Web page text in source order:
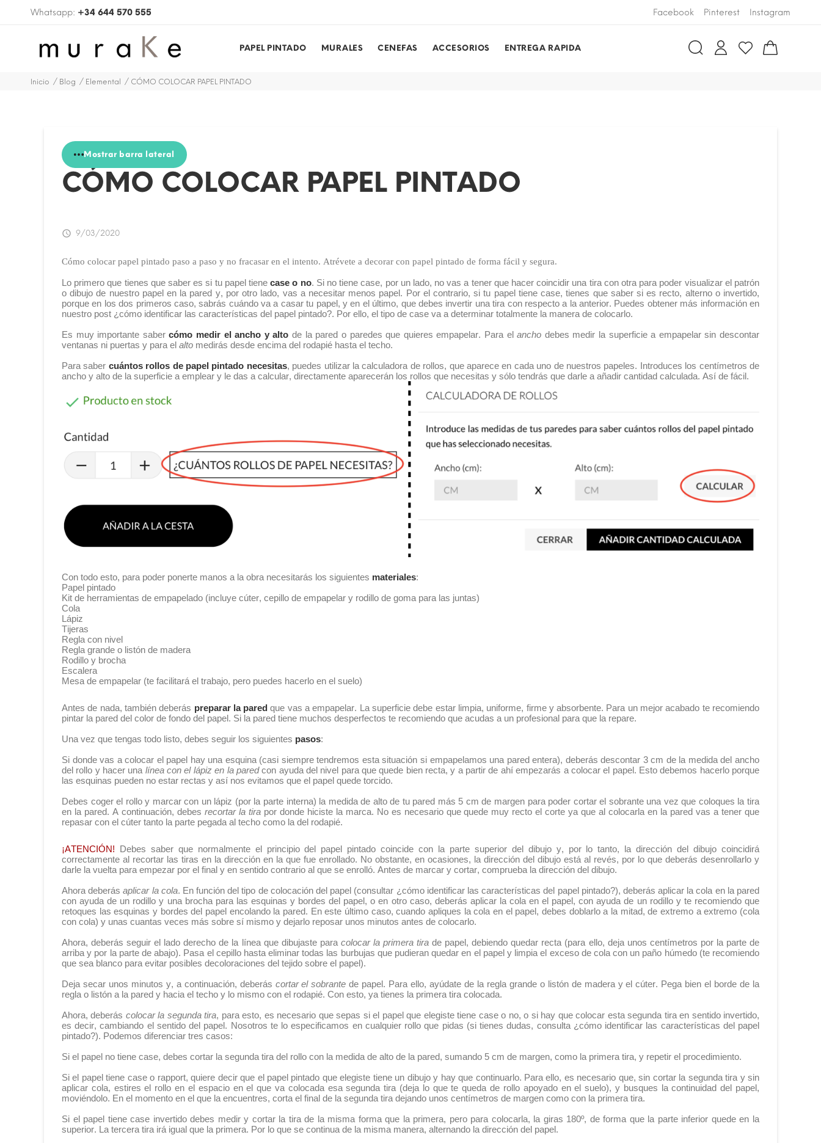
Whatsapp: +34 644 570 555 Facebook Pinterest Instagram
PAPEL PINTADO MURALES CENEFAS ACCESORIOS ENTREGA RAPIDA
Inicio Blog Elemental CÓMO COLOCAR PAPEL PINTADO
Mostrar barra lateral
CÓMO COLOCAR PAPEL PINTADO
 9/03/2020
Cómo colocar papel pintado paso a paso y no fracasar en el intento. Atrévete a decorar con papel pintado de forma fácil y segura.
Lo primero que tienes que saber es si tu papel tienecase o no. Si no tiene case, por un lado, no vas a tener que hacer coincidir una tira con otra para poder visualizar el patrón
o dibujo de nuestro papel en la pared y, por otro lado, vas a necesitar menos papel. Por el contrario, si tu papel tiene case, tienes que saber si es recto, alterno o invertido,
porque en los dos primeros caso, sabrás cuándo va a casar tu papel, y en el último, que debes invertir una tira con respecto a la anterior. Puedes obtener más información en
nuestro post ¿cómo identificar las características del papel pintado?. Por ello, el tipo de case va a determinar totalmente la manera de colocarlo.
Es muy importante sabercómo medir el ancho y alto de la pared o paredes que quieres empapelar. Para elancho debes medir la superficie a empapelar sin descontar
ventanas ni puertas y para el alto medirás desde encima del rodapié hasta el techo.
Para saber cuántos rollos de papel pintado necesitas, puedes utilizar la calculadora de rollos, que aparece en cada uno de nuestros papeles. Introduces los centímetros de
ancho y alto de la superficie a emplear y le das a calcular, directamente aparecerán los rollos que necesitas y sólo tendrás que darle a añadir cantidad calculada. Así de fácil.
Con todo esto, para poder ponerte manos a la obra necesitarás los siguientes materiales:
Papel pintado
Kit de herramientas de empapelado (incluye cúter, cepillo de empapelar y rodillo de goma para las juntas)
Cola
Lápiz
Tijeras
Regla con nivel
Regla grande o listón de madera
Rodillo y brocha
Escalera
Mesa de empapelar (te facilitará el trabajo, pero puedes hacerlo en el suelo)
Antes de nada, también deberás preparar la pared que vas a empapelar. La superficie debe estar limpia, uniforme, firme y absorbente. Para un mejor acabado te recomiendo
pintar la pared del color de fondo del papel. Si la pared tiene muchos desperfectos te recomiendo que acudas a un profesional para que la repare.
Una vez que tengas todo listo, debes seguir los siguientes pasos:
Si donde vas a colocar el papel hay una esquina (casi siempre tendremos esta situación si empapelamos una pared entera), deberás descontar 3 cm de la medida del ancho
del rollo y hacer una línea con el lápiz en la paredcon ayuda del nivel para que quede bien recta, y a partir de ahí empezarás a colocar el papel. Esto debemos hacerlo porque
las esquinas pueden no estar rectas y así nos evitamos que el papel quede torcido.
Debes coger el rollo y marcar con un lápiz (por la parte interna) la medida de alto de tu pared más 5 cm de margen para poder cortar el sobrante una vez que coloques la tira
en la pared. A continuación, debes recortar la tira por donde hiciste la marca. No es necesario que quede muy recto el corte ya que al colocarla en la pared vas a tener que
repasar con el cúter tanto la parte pegada al techo como la del rodapié.
¡ATENCIÓN! Debes saber que normalmente el principio del papel pintado coincide con la parte superior del dibujo y, por lo tanto, la dirección del dibujo coincidirá
correctamente al recortar las tiras en la dirección en la que fue enrollado. No obstante, en ocasiones, la dirección del dibujo está al revés, por lo que deberás desenrollarlo y
darle la vuelta para empezar por el final y en sentido contrario al que se enrolló. Antes de marcar y cortar, comprueba la dirección del dibujo.
Ahora deberásaplicar la cola. En función del tipo de colocación del papel (consultar ¿cómo identificar las características del papel pintado?), deberás aplicar la cola en la pared
con ayuda de un rodillo y una brocha para las esquinas y bordes del papel, o en otro caso, deberás aplicar la cola en el papel, con ayuda de un rodillo y te recomiendo que
retoques las esquinas y bordes del papel encolando la pared. En este último caso, cuando apliques la cola en el papel, debes doblarlo a la mitad, de extremo a extremo (cola
con cola) y unas cuantas veces más sobre sí mismo y dejarlo reposar unos minutos antes de colocarlo.
Ahora, deberás seguir el lado derecho de la línea que dibujaste para colocar la primera tira de papel, debiendo quedar recta (para ello, deja unos centímetros por la parte de
arriba y por la parte de abajo). Pasa el cepillo hasta eliminar todas las burbujas que pudieran quedar en el papel y limpia el exceso de cola con un paño húmedo (te recomiendo
que sea blanco para evitar posibles decoloraciones del tejido sobre el papel).
Deja secar unos minutos y, a continuación, deberás cortar el sobrante de papel. Para ello, ayúdate de la regla grande o listón de madera y el cúter. Pega bien el borde de la
regla o listón a la pared y hacia el techo y lo mismo con el rodapié. Con esto, ya tienes la primera tira colocada.
Ahora, deberás colocar la segunda tira, para esto, es necesario que sepas si el papel que elegiste tiene case o no, o si hay que colocar esta segunda tira en sentido invertido,
es decir, cambiando el sentido del papel. Nosotros te lo especificamos en cualquier rollo que pidas (si tienes dudas, consulta ¿cómo identificar las características del papel
pintado?). Podemos diferenciar tres casos:
Si el papel no tiene case, debes cortar la segunda tira del rollo con la medida de alto de la pared, sumando 5 cm de margen, como la primera tira, y repetir el procedimiento.
Si el papel tiene case o rapport, quiere decir que el papel pintado que elegiste tiene un dibujo y hay que continuarlo. Para ello, es necesario que, sin cortar la segunda tira y sin
aplicar cola, estires el rollo en el espacio en el que va colocada esa segunda tira (deja lo que te queda de rollo apoyado en el suelo), y busques la continuidad del papel,
moviéndolo. En el momento en el que la encuentres, corta el final de la segunda tira dejando unos centímetros de margen como con la primera tira.
Si el papel tiene case invertido debes medir y cortar la tira de la misma forma que la primera, pero para colocarla, la giras 180º, de forma que la parte inferior quede en la
superior. La tercera tira irá igual que la primera. Por lo que se continua de la misma manera, alternando la dirección del papel.